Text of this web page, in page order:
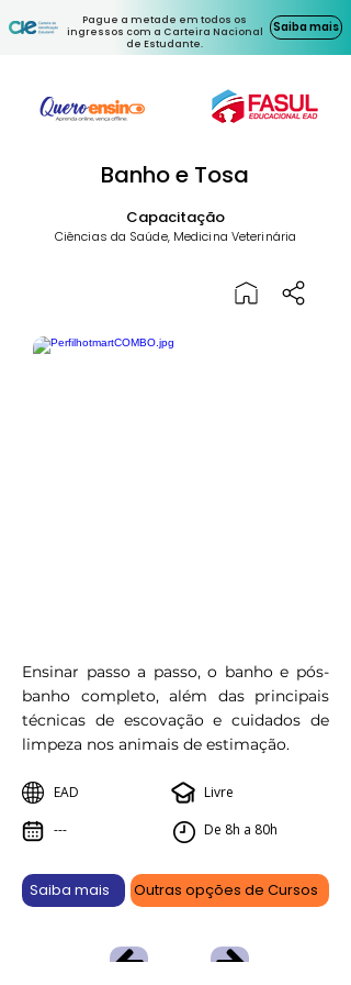
Pague a metade em todos os
ingressos com a Carteira Nacional
de Estudante.
Saiba mais
Banho e Tosa
Capacitação
Ciências da Saúde, Medicina Veterinária
Ensinar passo a passo, o banho e pós-
banho completo, além das principais
técnicas de escovação e cuidados de
limpeza nos animais de estimação.
EAD
---
Livre
De 8h a 80h
Saiba mais Outras opções de Cursos